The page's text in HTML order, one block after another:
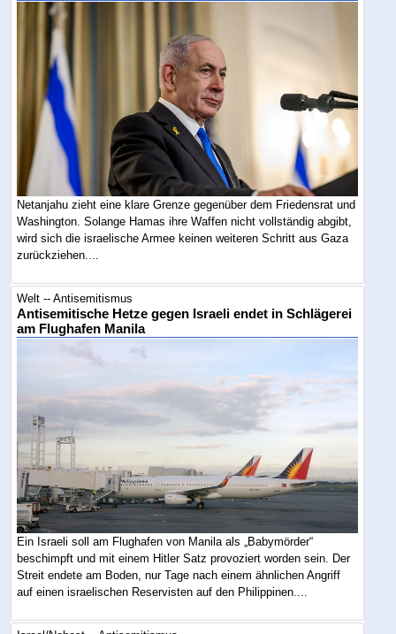
Netanjahu zieht eine klare Grenze gegenüber dem Friedensrat und
Washington. Solange Hamas ihre Waffen nicht vollständig abgibt,
wird sich die israelische Armee keinen weiteren Schritt aus Gaza
zurückziehen....
Welt -- Antisemitismus
Antisemitische Hetze gegen Israeli endet in Schlägerei
am Flughafen Manila
Ein Israeli soll am Flughafen von Manila als „Babymörder“
beschimpft und mit einem Hitler Satz provoziert worden sein. Der
Streit endete am Boden, nur Tage nach einem ähnlichen Angriff
auf einen israelischen Reservisten auf den Philippinen....